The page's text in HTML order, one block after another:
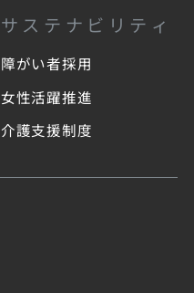
サステナビリティ
障がい者採用
女性活躍推進
介護支援制度